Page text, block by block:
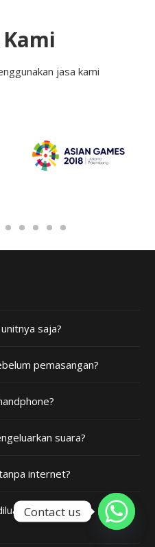
jasa kami
saja?
pemasangan?
suara?
internet?
wilayah
Contact us